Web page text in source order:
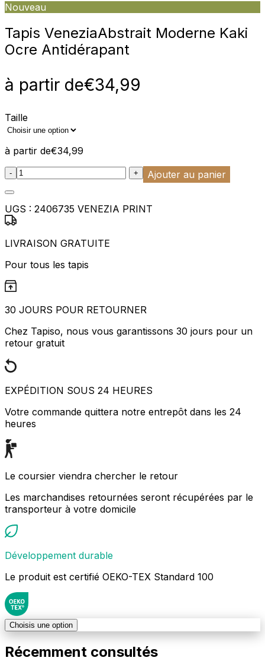
Nouveau
Tapis VeneziaAbstrait Moderne Kaki
Ocre Antidérapant
à partir de€34,99
Taille
à partir de€34,99
:product_name quantity
- + Ajouter au panier
UGS : 2406735 VENEZIA PRINT
LIVRAISON GRATUITE
Pour tous les tapis
30 JOURS POUR RETOURNER
Chez Tapiso, nous vous garantissons 30 jours pour un
retour gratuit
EXPÉDITION SOUS 24 HEURES
Votre commande quittera notre entrepôt dans les 24
heures
Le coursier viendra chercher le retour
Les marchandises retournées seront récupérées par le
transporteur à votre domicile
Développement durable
Le produit est certifié OEKO-TEX Standard 100
Choisis une option
Récemment consultés